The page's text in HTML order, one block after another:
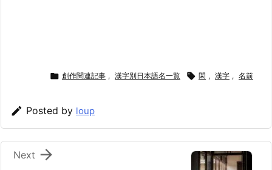
 創作関連記事 , 漢字別日本語名一覧  閑 , 漢字 , 名前
 Posted by loup

Next